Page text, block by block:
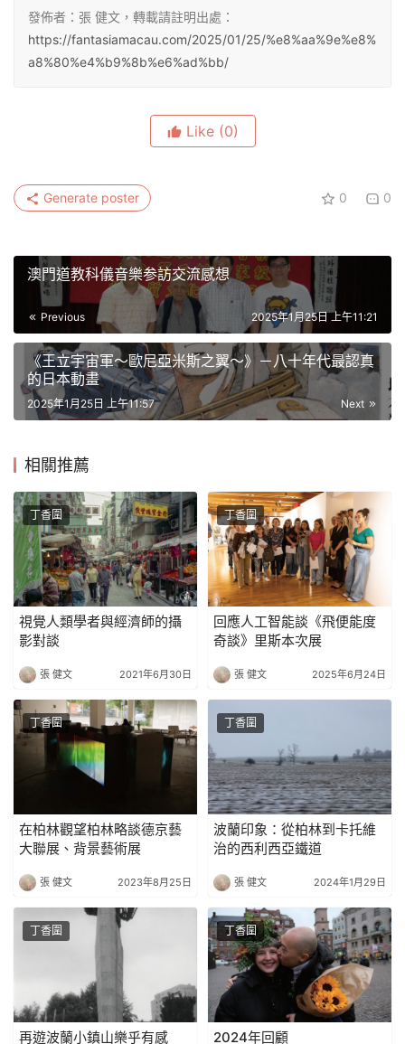
發佈者：張 健文，轉載請註明出處：
https://fantasiamacau.com/2025/01/25/%e8%aa%9e%e8%
a8%80%e4%b9%8b%e6%ad%bb/
Like (0)
0 0
Generate poster
澳門道教科儀音樂参訪交流感想
Previous 2025年1月25日 上午11:21
《王立宇宙軍～歐尼亞米斯之翼～》－八十年代最認真
的日本動畫
Next
2025年1月25日 上午11:57
相關推薦
丁香圍
視覺人類學者與經濟師的攝
影對談
張 健文 2021年6月30日
丁香圍
回應人工智能談《飛便能度
奇談》里斯本次展
張 健文 2025年6月24日
丁香圍
在柏林觀望柏林略談德京藝
大聯展、背景藝術展
張 健文 2023年8月25日
丁香圍
波蘭印象：從柏林到卡托維
治的西利西亞鐵道
張 健文 2024年1月29日
丁香圍
再遊波蘭小鎮山樂乎有感
丁香圍
2024年回顧